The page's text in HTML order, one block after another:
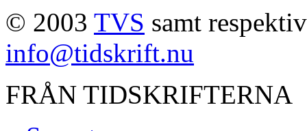
© 2003 TVS samt
info@tidskrift.nu
FRÅN TIDSKRIFTERNA